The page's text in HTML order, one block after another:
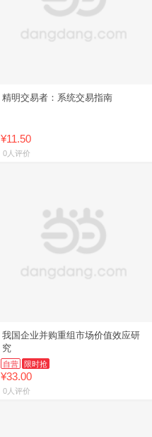
精明交易者：系统交易指南
¥11.50
0人评价
我国企业并购重组市场价值效应研
究
自营 限时抢
¥33.00
0人评价